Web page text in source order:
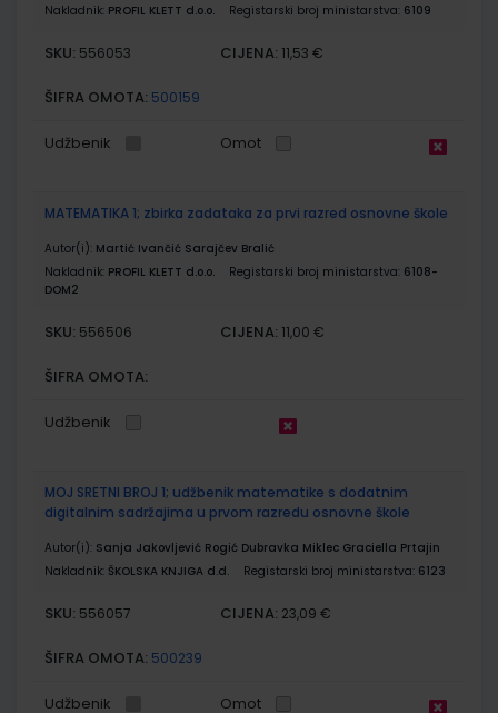
Nakladnik: PROFIL KLETT d.o.o. Registarski broj ministarstva: 6109
SKU: 556053 CIJENA: 11,53 €
ŠIFRA OMOTA: 500159
Udžbenik Omot
MATEMATIKA 1; zbirka zadataka za prvi razred osnovne škole
Autor(i): Martić Ivančić Sarajčev Bralić
Nakladnik: PROFIL KLETT d.o.o. Registarski broj ministarstva: 6108-
DOM2
SKU: 556506 CIJENA: 11,00 €
ŠIFRA OMOTA:
Udžbenik
MOJ SRETNI BROJ 1; udžbenik matematike s dodatnim
digitalnim sadržajima u prvom razredu osnovne škole
Autor(i): Sanja Jakovljević Rogić Dubravka Miklec Graciella Prtajin
Nakladnik: ŠKOLSKA KNJIGA d.d. Registarski broj ministarstva: 6123
SKU: 556057 CIJENA: 23,09 €
ŠIFRA OMOTA: 500239
Udžbenik Omot